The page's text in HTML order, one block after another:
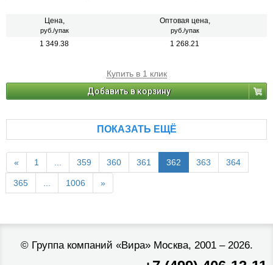
Цена,
руб./упак
Оптовая цена,
руб./упак
1 349.38 1 268.21
Купить в 1 клик
Добавить в корзину
ПОКАЗАТЬ ЕЩЁ
« 1 ... 359 360 361 362 363 364
365 ... 1006 »
© Группа компаний «Вира»Москва, 2001 – 2026.